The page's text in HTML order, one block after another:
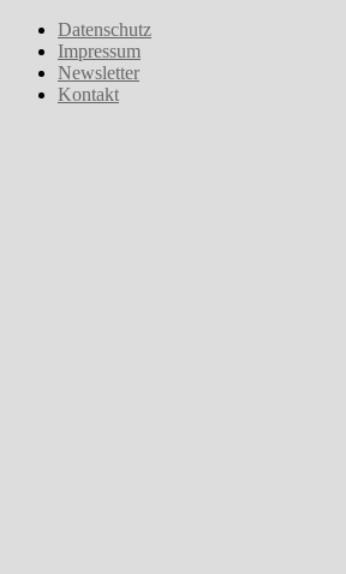
Zum
Inhalt
springen
Datenschutz
Impressum
Newsletter
Kontakt